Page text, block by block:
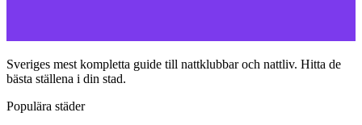
Sveriges mest kompletta guide till nattklubbar och nattliv. Hitta de
bästa ställena i din stad.
Populära städer